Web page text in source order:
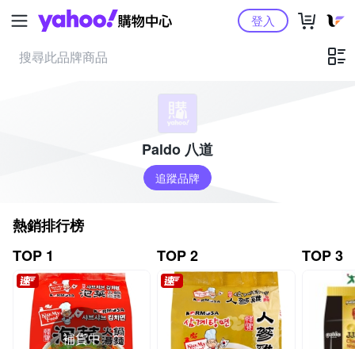
Yahoo購物中心登入
Paldo 八道
追蹤品牌
熱銷排行榜
TOP 1
補貨中
TOP 2 TOP 3